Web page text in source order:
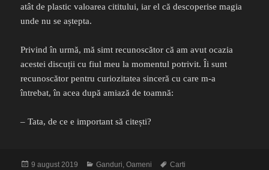
atât de plastic valoarea cititului, iar el că descoperise magia
unde nu se aștepta.
Privind în urmă, mă simt recunoscător că am avut ocazia
acestei discuții cu fiul meu la momentul potrivit. Îi sunt
recunoscător pentru curiozitatea sinceră cu care m-a
întrebat, în acea după amiază de toamnă:
– Tata, de ce e important să citești?
Publicat
9 august 2019 Categorii
Ganduri,Oameni Etichete
Carti